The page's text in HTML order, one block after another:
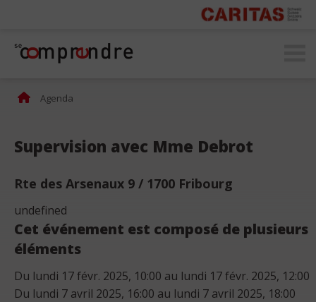
Agenda
Supervision avec Mme Debrot
Rte des Arsenaux 9 / 1700 Fribourg
undefined
Cet événement est composé de plusieurs
éléments
Du lundi 17 févr. 2025, 10:00 au lundi 17 févr. 2025, 12:00
Du lundi 7 avril 2025, 16:00 au lundi 7 avril 2025, 18:00